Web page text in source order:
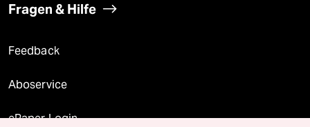
Fragen & Hilfe
Feedback
Aboservice
ePaper Login